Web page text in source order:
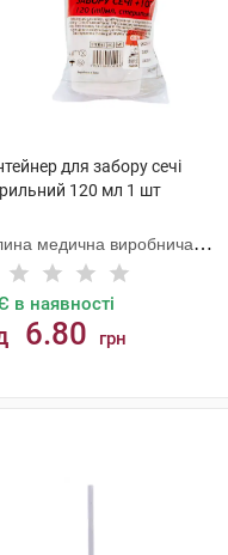
для забору сечі
120 мл 1 шт
медична виробнича
в наявності
6.80 грн